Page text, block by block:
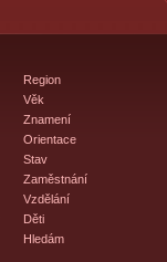
Region
Věk
Znamení
Orientace
Stav
Zaměstnání
Vzdělání
Děti
Hledám